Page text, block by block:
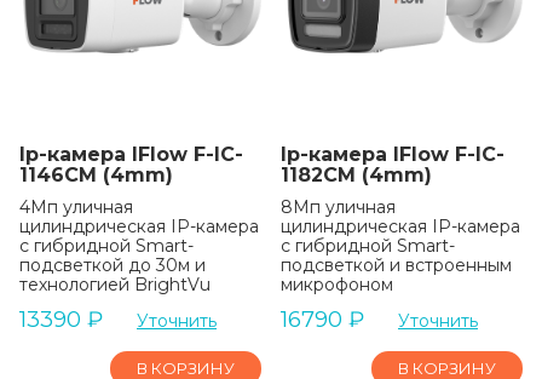
Ip-камера IFlow F-IC-
1146CM (4mm)
4Мп уличная
цилиндрическая IP-камера
с гибридной Smart-
подсветкой до 30м и
технологией BrightVu
13390 ₽ Уточнить
В КОРЗИНУ
Ip-камера IFlow F-IC-
1182CM (4mm)
8Мп уличная
цилиндрическая IP-камера
с гибридной Smart-
подсветкой и встроенным
микрофоном
16790 ₽ Уточнить
В КОРЗИНУ